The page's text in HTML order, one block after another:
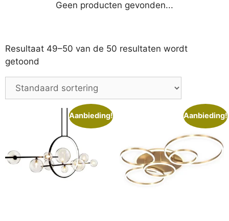
Geen producten gevonden...
Resultaat 49–50 van de 50 resultaten wordt
getoond
Aanbieding! Aanbieding!